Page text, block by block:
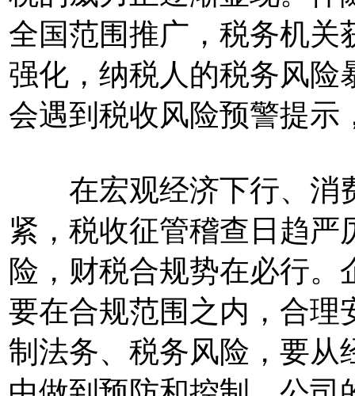
全国范围推广，税务机关
强化，纳税人的税务风险
会遇到税收风险预警提示
在宏观经济下行、消
紧，税收征管稽查日趋
险，财税合规势在必行
要在合规范围之内，合理
制法务、税务风险，要从